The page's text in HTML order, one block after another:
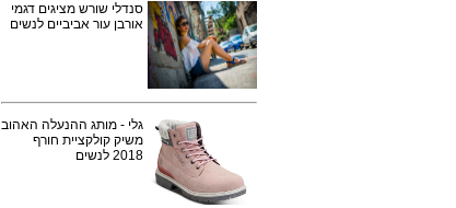
סנדלי שורש מציגים דגמי
אורבן עור אביביים לנשים
גלי - מותג ההנעלה האהוב
משיק קולקציית חורף
2018 לנשים